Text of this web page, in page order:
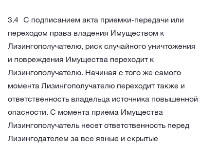
С подписанием акта приемки-передачи или
переходом права владения Имуществом к
Лизингополучателю, риск случайного уничтожения
и повреждения Имущества переходит к
Лизингополучателю. Начиная с того же самого
момента Лизингополучателю переходит также и
ответственность владельца источника повышенной
опасности. С момента приема Имущества
Лизингополучатель несет ответственность перед
Лизингодателем за все явные и скрытые